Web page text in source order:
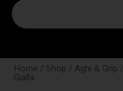
Home / Shop / Aghi & Grip /
Gialla